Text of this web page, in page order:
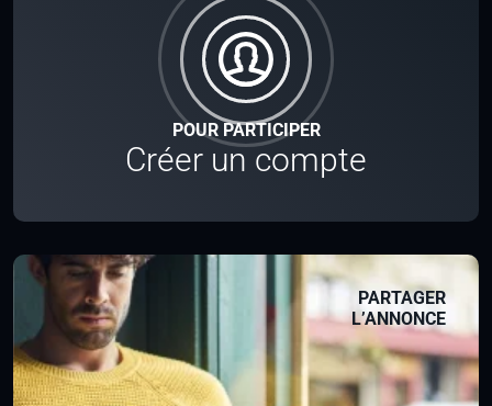
POUR PARTICIPER
Créer un compte
PARTAGER
L’ANNONCE